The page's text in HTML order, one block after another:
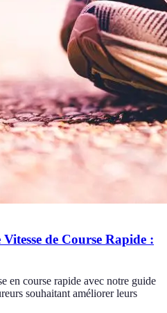
de Course Rapide :
en course rapide avec notre guide
souhaitant améliorer leurs